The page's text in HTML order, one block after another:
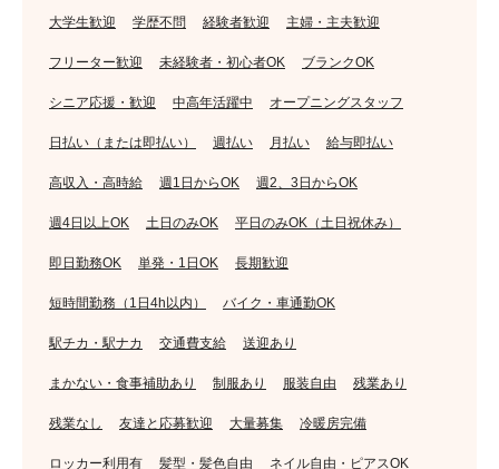
大学生歓迎 学歴不問 経験者歓迎 主婦・主夫歓迎
フリーター歓迎 未経験者・初心者OK ブランクOK
シニア応援・歓迎 中高年活躍中 オープニングスタッフ
日払い（または即払い） 週払い 月払い 給与即払い
高収入・高時給 週1日からOK 週2、3日からOK
週4日以上OK 土日のみOK 平日のみOK（土日祝休み）
即日勤務OK 単発・1日OK 長期歓迎
短時間勤務（1日4h以内） バイク・車通勤OK
駅チカ・駅ナカ 交通費支給 送迎あり
まかない・食事補助あり 制服あり 服装自由 残業あり
残業なし 友達と応募歓迎 大量募集 冷暖房完備
ロッカー利用有 髪型・髪色自由 ネイル自由・ピアスOK